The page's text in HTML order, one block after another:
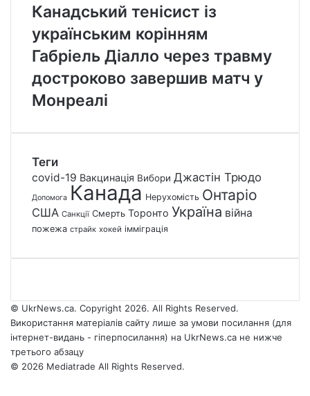
Канадський тенісист із
українським корінням
Габріель Діалло через травму
достроково завершив матч у
Монреалі
Теги
covid-19 Вакцинація Вибори Джастін Трюдо
Допомога Канада Нерухомість Онтаріо
США Санкції Смерть Торонто Україна війна
пожежа страйк хокей імміграція
© UkrNews.ca. Copyright 2026. All Rights Reserved.
Використання матеріалів сайту лише за умови посилання (для
інтернет-видань - гіперпосилання) на UkrNews.ca не нижче
третього абзацу
© 2026 Mediatrade All Rights Reserved.